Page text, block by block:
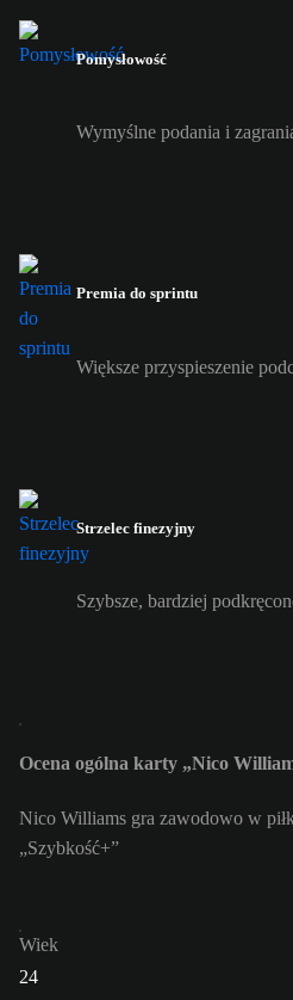
Pomysłowość
Wymyślne podania i
Premia do sprintu
Większe przyspieszenie
Strzelec finezyjny
Szybsze, bardziej
Ocena ogólna karty „Nico
Nico Williams gra zawodowo w
„Szybkość+”
Wiek
24